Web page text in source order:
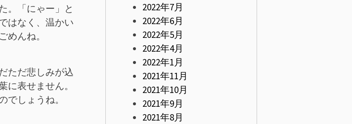
。「にゃー」と
はなく、温かい
めんね。
ただ悲しみが込
表せません。
でしょうね。
2022年7月
2022年6月
2022年5月
2022年4月
2022年1月
2021年11月
2021年10月
2021年9月
2021年8月